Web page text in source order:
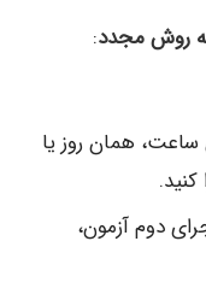
به روش مجدد:
همان روز یا
دوم آزمون،